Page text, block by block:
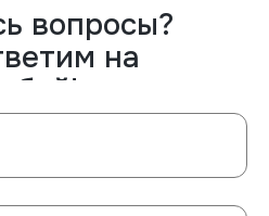
вопросы?
на